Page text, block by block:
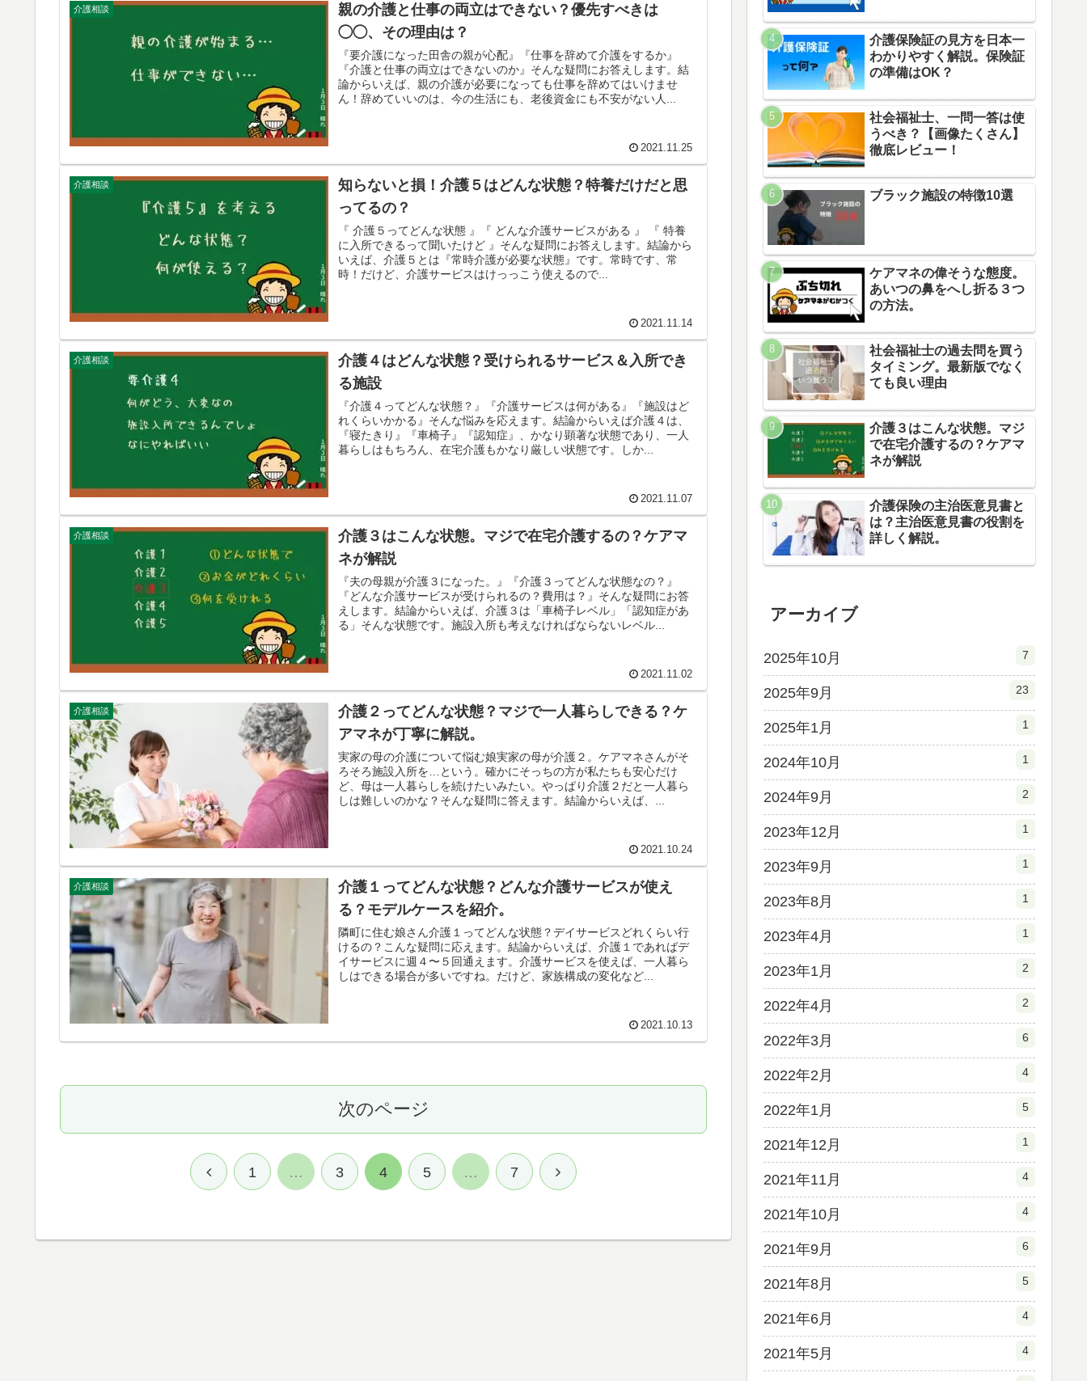
介護相談
親の介護と仕事の両立はできない？優先すべきは
◯◯、その理由は？
『要介護になった田舎の親が心配』『仕事を辞めて介護をするか』
『介護と仕事の両立はできないのか』そんな疑問にお答えします。結
論からいえば、親の介護が必要になっても仕事を辞めてはいけませ
ん！辞めていいのは、今の生活にも、老後資金にも不安がない人...
2021.11.25
介護相談
知らないと損！介護５はどんな状態？特養だけだと思
ってるの？
『 介護５ってどんな状態 』『 どんな介護サービスがある 』 『 特養
に入所できるって聞いたけど 』そんな疑問にお答えします。結論から
いえば、介護５とは『常時介護が必要な状態』です。常時です、常
時！だけど、介護サービスはけっっこう使えるので...
2021.11.14
介護相談
介護４はどんな状態？受けられるサービス＆入所でき
る施設
『介護４ってどんな状態？』『介護サービスは何がある』『施設はど
れくらいかかる』そんな悩みを応えます。結論からいえば介護４は、
『寝たきり』『車椅子』『認知症』、かなり顕著な状態であり、一人
暮らしはもちろん、在宅介護もかなり厳しい状態です。しか...
2021.11.07
介護相談
介護３はこんな状態。マジで在宅介護するの？ケアマ
ネが解説
『夫の母親が介護３になった。』『介護３ってどんな状態なの？』
『どんな介護サービスが受けられるの？費用は？』そんな疑問にお答
えします。結論からいえば、介護３は「車椅子レベル」「認知症があ
る」そんな状態です。施設入所も考えなければならないレベル...
2021.11.02
介護相談
介護２ってどんな状態？マジで一人暮らしできる？ケ
アマネが丁寧に解説。
実家の母の介護について悩む娘実家の母が介護２。ケアマネさんがそ
ろそろ施設入所を…という。確かにそっちの方が私たちも安心だけ
ど、母は一人暮らしを続けたいみたい。やっぱり介護２だと一人暮ら
しは難しいのかな？そんな疑問に答えます。結論からいえば、...
2021.10.24
介護相談
介護１ってどんな状態？どんな介護サービスが使え
る？モデルケースを紹介。
隣町に住む娘さん介護１ってどんな状態？デイサービスどれくらい行
けるの？こんな疑問に応えます。結論からいえば、介護１であればデ
イサービスに週４〜５回通えます。介護サービスを使えば、一人暮ら
しはできる場合が多いですね。だけど、家族構成の変化など...
2021.10.13
次のページ
前 1 … 3 4 5 … 7 次
介護保険証の見方を日本一
わかりやすく解説。保険証
の準備はOK？
社会福祉士、一問一答は使
うべき？【画像たくさん】
徹底レビュー！
ブラック施設の特徴10選
ケアマネの偉そうな態度。
あいつの鼻をへし折る３つ
の方法。
社会福祉士の過去問を買う
タイミング。最新版でなく
ても良い理由
介護３はこんな状態。マジ
で在宅介護するの？ケアマ
ネが解説
介護保険の主治医意見書と
は？主治医意見書の役割を
詳しく解説。
アーカイブ
2025年10月 7
2025年9月 23
2025年1月 1
2024年10月 1
2024年9月 2
2023年12月 1
2023年9月 1
2023年8月 1
2023年4月 1
2023年1月 2
2022年4月 2
2022年3月 6
2022年2月 4
2022年1月 5
2021年12月 1
2021年11月 4
2021年10月 4
2021年9月 6
2021年8月 5
2021年6月 4
2021年5月 4